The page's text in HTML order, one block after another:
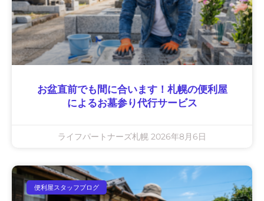
お盆直前でも間に合います！札幌の便利屋
によるお墓参り代行サービス
ライフパートナーズ札幌 2026年8月6日
便利屋スタッフブログ